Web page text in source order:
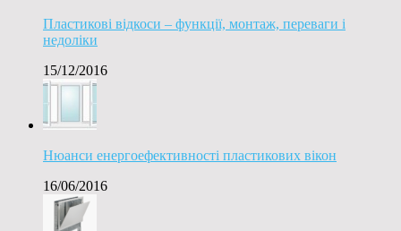
Пластикові відкоси – функції, монтаж, переваги і
недоліки
15/12/2016
Нюанси енергоефективності пластикових вікон
16/06/2016